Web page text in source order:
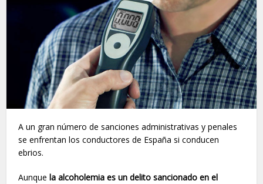
A un gran número de sanciones administrativas y penales
se enfrentan los conductores de España si conducen
ebrios.
Aunque la alcoholemia es un delito sancionado en el